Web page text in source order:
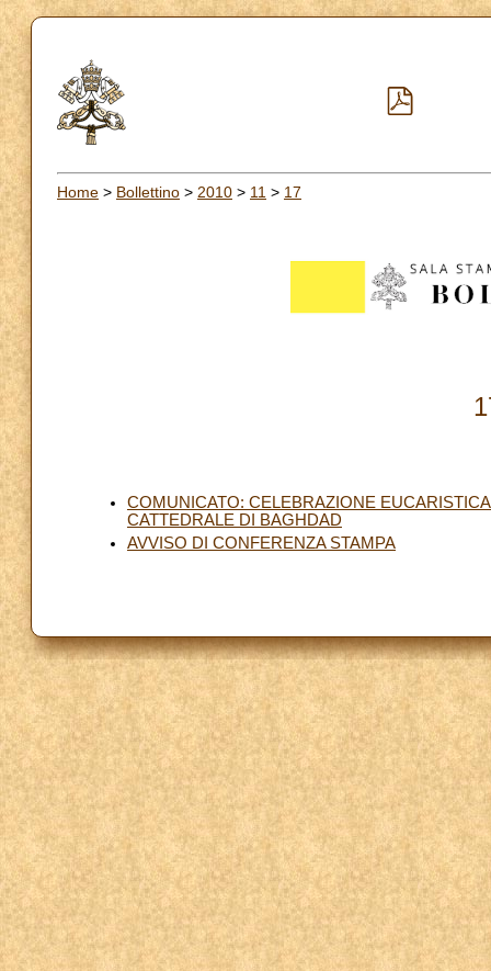
Home > Bollettino > 2010 > 11 > 17
COMUNICATO: CELEBRAZIONE
CATTEDRALE DI BAGHDAD
AVVISO DI CONFERENZA STAMPA